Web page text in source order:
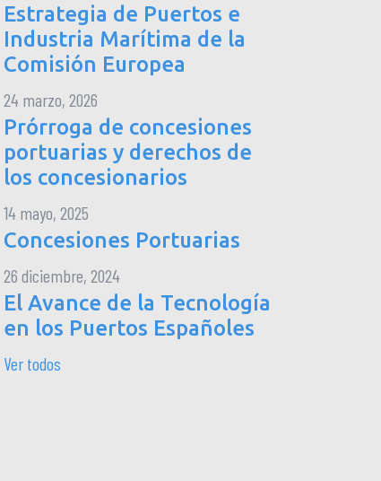
Estrategia de Puertos e
Industria Marítima de la
Comisión Europea
24 marzo, 2026
Prórroga de concesiones
portuarias y derechos de
los concesionarios
14 mayo, 2025
Concesiones Portuarias
26 diciembre, 2024
El Avance de la Tecnología
en los Puertos Españoles
Ver todos